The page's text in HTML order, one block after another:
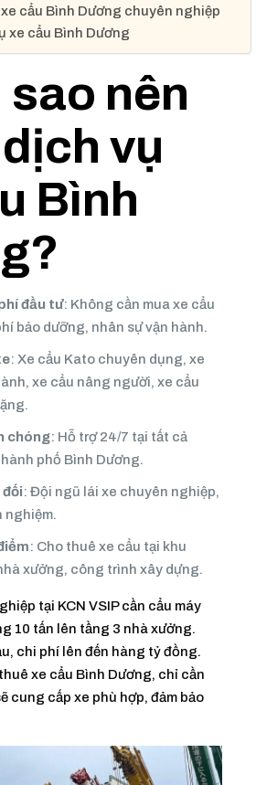
cẩu Bình Dương chuyên nghiệp
xe cẩu Bình Dương
sao nên
vụ
Bình
đầu tư: Không cần mua xe cẩu
bảo dưỡng, nhân sự vận hành.
: Xe cẩu Kato chuyên dụng, xe
xe cẩu nâng người, xe cẩu
chóng: Hỗ trợ 24/7 tại tất cả
phố Bình Dương.
: Đội ngũ lái xe chuyên nghiệp,
nghiệm.
: Cho thuê xe cẩu tại khu
xưởng, công trình xây dựng.
tại KCN VSIP cần cẩu máy
10 tấn lên tầng 3 nhà xưởng.
chi phí lên đến hàng tỷ đồng.
xe cẩu Bình Dương, chỉ cần
cung cấp xe phù hợp, đảm bảo